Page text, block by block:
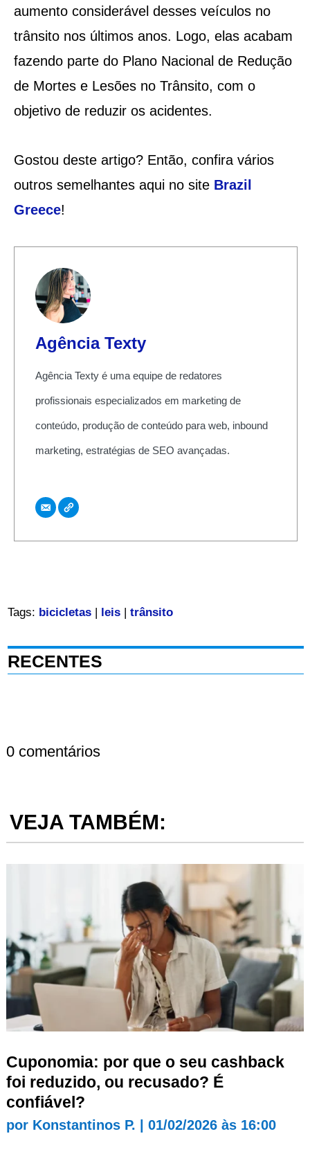
aumento considerável desses veículos no
trânsito nos últimos anos. Logo, elas acabam
fazendo parte do Plano Nacional de Redução
de Mortes e Lesões no Trânsito, com o
objetivo de reduzir os acidentes.
Gostou deste artigo? Então, confira vários
outros semelhantes aqui no site Brazil
Greece!
Agência Texty
Agência Texty é uma equipe de redatores
profissionais especializados em marketing de
conteúdo, produção de conteúdo para web, inbound
marketing, estratégias de SEO avançadas.
Tags: bicicletas| leis| trânsito
RECENTES
0 comentários
VEJA TAMBÉM:
Cuponomia: por que o seu cashback
foi reduzido, ou recusado? É
confiável?
por Konstantinos P. 01/02/2026 às 16:00